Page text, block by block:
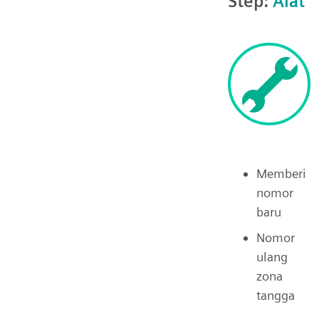
Memberi
nomor
baru
Nomor
ulang
zona
tangga